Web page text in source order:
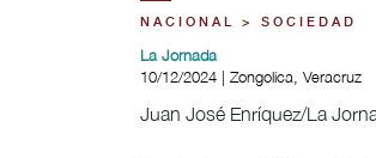
NACIONAL > SOCIEDAD
La Jornada
10/12/2024 | Zongolica, Veracruz
Juan José Enríquez/La